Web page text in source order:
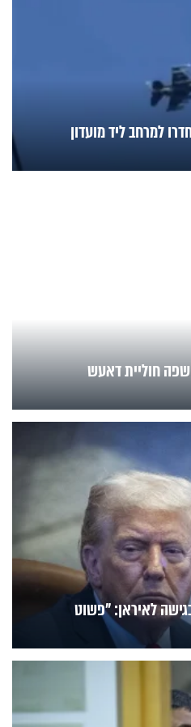
למרחב ליד מועדון
חוליית דאעש
לאיראן: "פשוט